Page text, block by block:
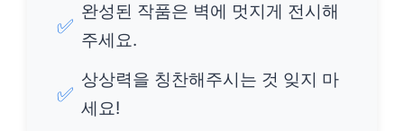
✅
완성된 작품은 벽에 멋지게 전시해
주세요.
✅
상상력을 칭찬해주시는 것 잊지 마
세요!